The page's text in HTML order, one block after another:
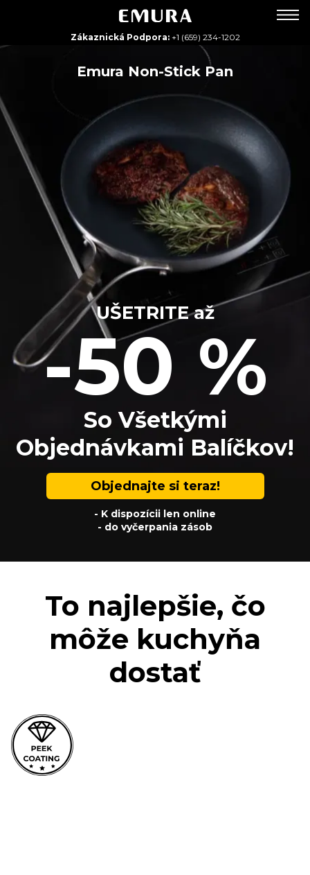
Zákaznická Podpora: +1 (659) 234-1202
Emura Non-Stick Pan
UŠETRITE až
-50 %
So Všetkými
Objednávkami Balíčkov!
Objednajte si teraz!
- K dispozícii len online
- do vyčerpania zásob
To najlepšie, čo
môže kuchyňa
dostať